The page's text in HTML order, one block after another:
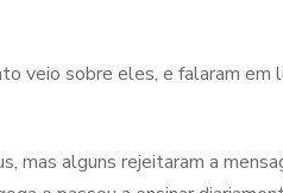
veio sobre eles, e falaram em
mas alguns rejeitaram a